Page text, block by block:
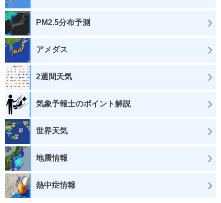
PM2.5分布予測
アメダス
2週間天気
気象予報士のポイント解説
世界天気
地震情報
熱中症情報